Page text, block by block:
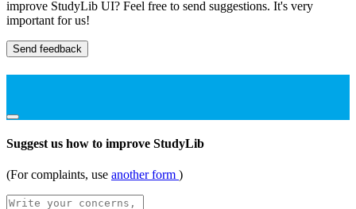
improve StudyLib UI? Feel free to send suggestions. It's very
important for us!
Send feedback
Suggest us how to improve StudyLib
(For complaints, use another form )